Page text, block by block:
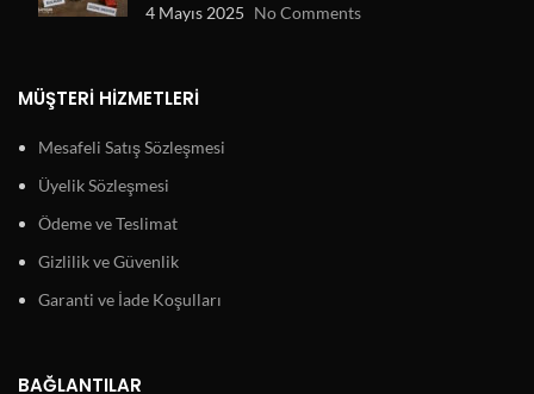
4 Mayıs 2025 No Comments
MÜŞTERI HIZMETLERI
Mesafeli Satış Sözleşmesi
Üyelik Sözleşmesi
Ödeme ve Teslimat
Gizlilik ve Güvenlik
Garanti ve İade Koşulları
BAĞLANTILAR